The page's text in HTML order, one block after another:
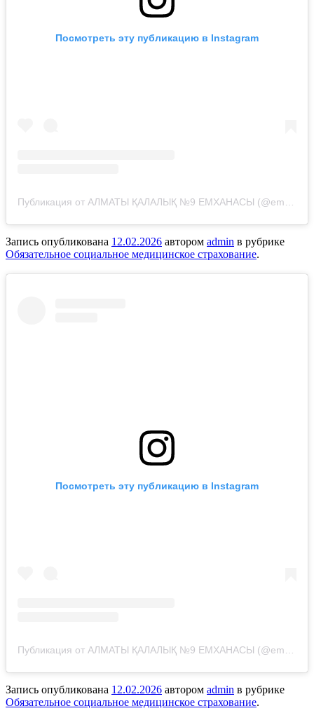
Посмотреть эту публикацию в Instagram
Запись опубликована 12.02.2026 автором admin в рубрике
Обязательное социальное медицинское страхование.
Посмотреть эту публикацию в Instagram
Запись опубликована 12.02.2026 автором admin в рубрике
Обязательное социальное медицинское страхование.